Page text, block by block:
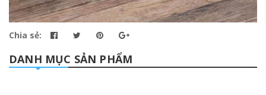
Chia sẻ:
DANH MỤC SẢN PHẨM